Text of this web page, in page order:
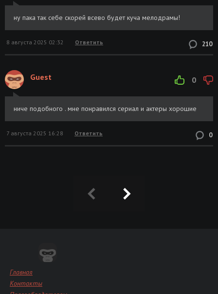
ну пака так себе скорей всево будет куча мелодрамы!
210
8 августа 2025 02:32 Ответить
0
Guest
ниче подобного . мне понравился сериал и актеры хорошие
0
7 августа 2025 16:28 Ответить
Главная
Контакты